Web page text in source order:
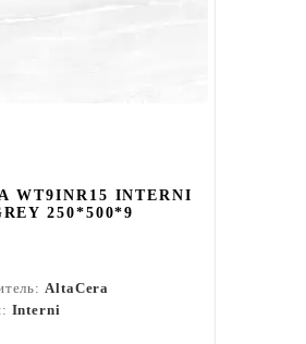
WT9INR15 INTERNI
250*500*9
AltaCera
Interni